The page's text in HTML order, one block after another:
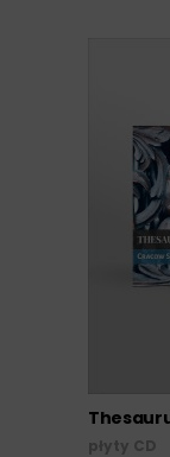
płyty CD